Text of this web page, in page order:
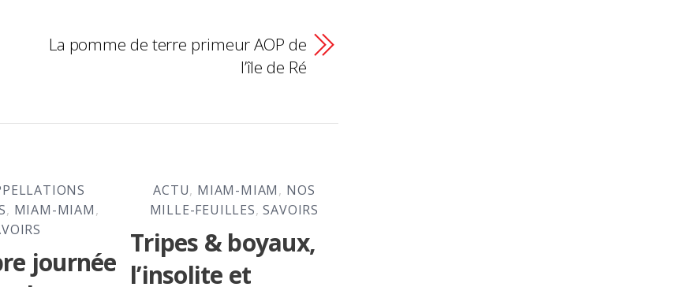
La pomme de terre primeur AOP de
l’île de Ré
, MIAM-MIAM,
journée
ACTU, MIAM-MIAM, NOS
MILLE-FEUILLES,SAVOIRS
Tripes & boyaux,
l’insolite et